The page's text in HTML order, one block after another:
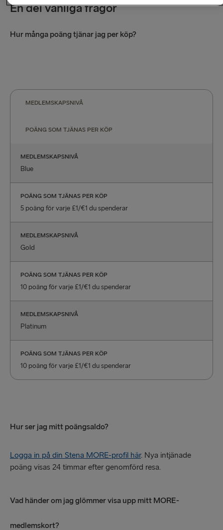
En del vanliga frågor
Hur många poäng tjänar jag per köp?
MEDLEMSKAPSNIVÅ
POÄNG SOM TJÄNAS PER KÖP
MEDLEMSKAPSNIVÅ
Blue
POÄNG SOM TJÄNAS PER KÖP
5 poäng för varje £1/€1 du spenderar
MEDLEMSKAPSNIVÅ
Gold
POÄNG SOM TJÄNAS PER KÖP
10 poäng för varje £1/€1 du spenderar
MEDLEMSKAPSNIVÅ
Platinum
POÄNG SOM TJÄNAS PER KÖP
10 poäng för varje £1/€1 du spenderar
Hur ser jag mitt poängsaldo?
Logga in på din Stena MORE-profil här. Nya intjänade
poäng visas 24 timmar efter genomförd resa.
Vad händer om jag glömmer visa upp mitt MORE-
medlemskort?